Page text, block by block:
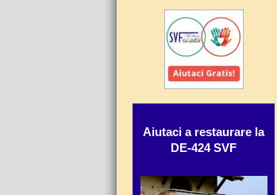
Aiutaci a restaurare la
DE-424 SVF